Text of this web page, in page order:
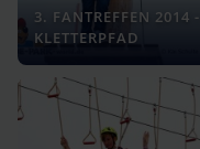
3. FANTREFFEN 2014 -
KLETTERPFAD